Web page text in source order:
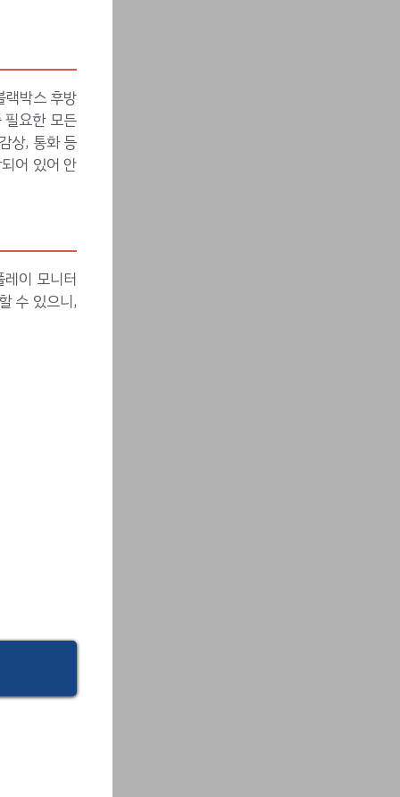
랙박스 후방
필요한 모든
상, 통화 등
어 있어 안
이 모니터
수 있으니,